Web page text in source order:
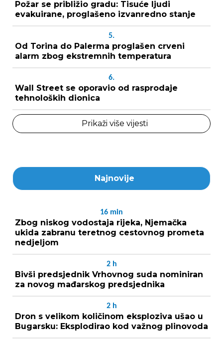
Požar se približio gradu: Tisuće ljudi
evakuirane, proglašeno izvanredno stanje
5.
Od Torina do Palerma proglašen crveni
alarm zbog ekstremnih temperatura
6.
Wall Street se oporavio od rasprodaje
tehnoloških dionica
Prikaži više vijesti
Najnovije
16 min
Zbog niskog vodostaja rijeka, Njemačka
ukida zabranu teretnog cestovnog prometa
nedjeljom
2 h
Bivši predsjednik Vrhovnog suda nominiran
za novog mađarskog predsjednika
2 h
Dron s velikom količinom eksploziva ušao u
Bugarsku: Eksplodirao kod važnog plinovoda